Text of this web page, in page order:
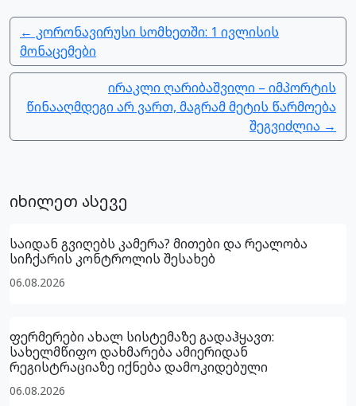
← კორონავირუსი სომხეთში: 1 ივლისის
მონაცემები
ირაკლი ღარიბაშვილი – იმპორტის
წინააღმდეგი არ ვართ, მაგრამ მეტის წარმოება
შეგვიძლია →
იხილეთ ასევე
საიდან გვიღებს კამერა? მითები და რეალობა
სიჩქარის კონტროლის შესახებ
06.08.2026
ფერმერები ახალ სისტემაზე გადაჰყავთ:
სახელმწიფო დახმარება ამიერიდან
რეგისტრაციაზე იქნება დამოკიდებული
06.08.2026